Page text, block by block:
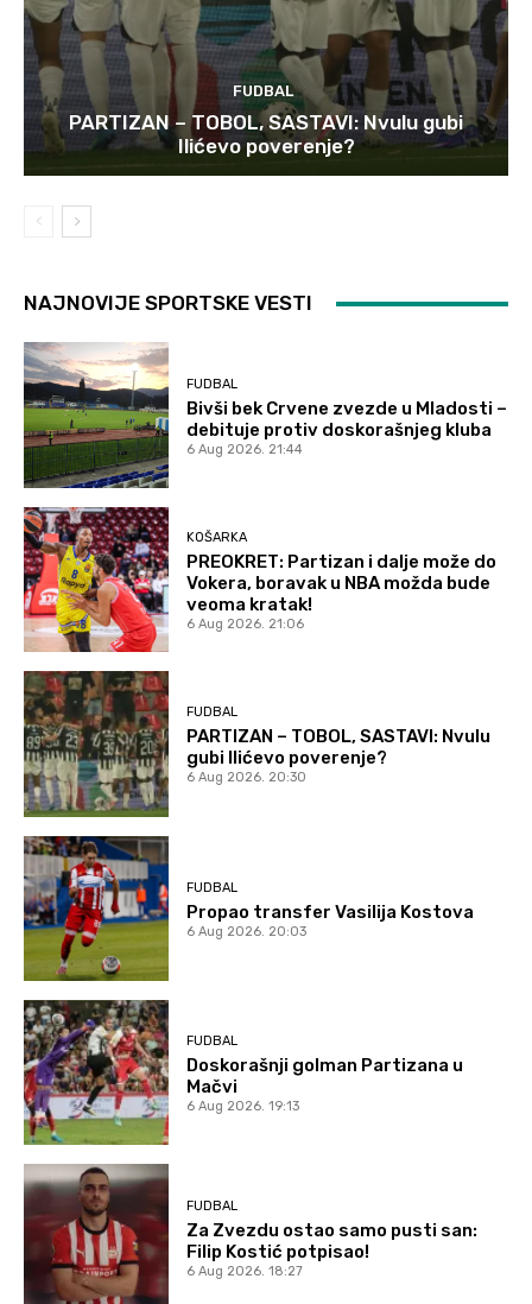
FUDBAL
PARTIZAN – TOBOL, SASTAVI: Nvulu gubi
Ilićevo poverenje?
NAJNOVIJE SPORTSKE VESTI
FUDBAL
Bivši bek Crvene zvezde u Mladosti –
debituje protiv doskorašnjeg kluba
6 Aug 2026. 21:44
KOŠARKA
PREOKRET: Partizan i dalje može do
Vokera, boravak u NBA možda bude
veoma kratak!
6 Aug 2026. 21:06
FUDBAL
PARTIZAN – TOBOL, SASTAVI: Nvulu
gubi Ilićevo poverenje?
6 Aug 2026. 20:30
FUDBAL
Propao transfer Vasilija Kostova
6 Aug 2026. 20:03
FUDBAL
Doskorašnji golman Partizana u
Mačvi
6 Aug 2026. 19:13
FUDBAL
Za Zvezdu ostao samo pusti san:
Filip Kostić potpisao!
6 Aug 2026. 18:27